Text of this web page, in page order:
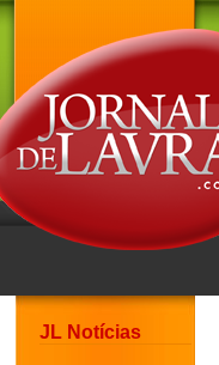
JL Notícias